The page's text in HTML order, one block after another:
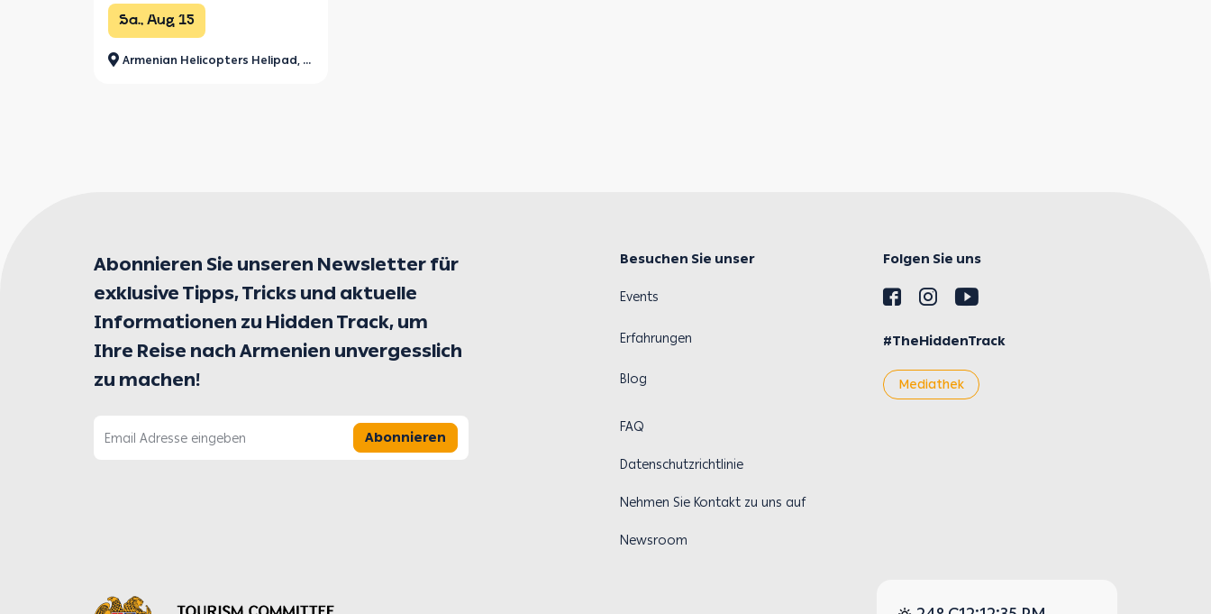
Armenia
Sa., Aug 15
Armenian Helicopters Helipad, Jrvezh Park
Abonnieren Sie unseren Newsletter für
exklusive Tipps, Tricks und aktuelle
Informationen zu Hidden Track, um
Ihre Reise nach Armenien unvergesslich
zu machen!
Abonnieren
Besuchen Sie unser Folgen Sie uns
Events
Erfahrungen #TheHiddenTrack
Blog Mediathek
FAQ
Datenschutzrichtlinie
Nehmen Sie Kontakt zu uns auf
Newsroom